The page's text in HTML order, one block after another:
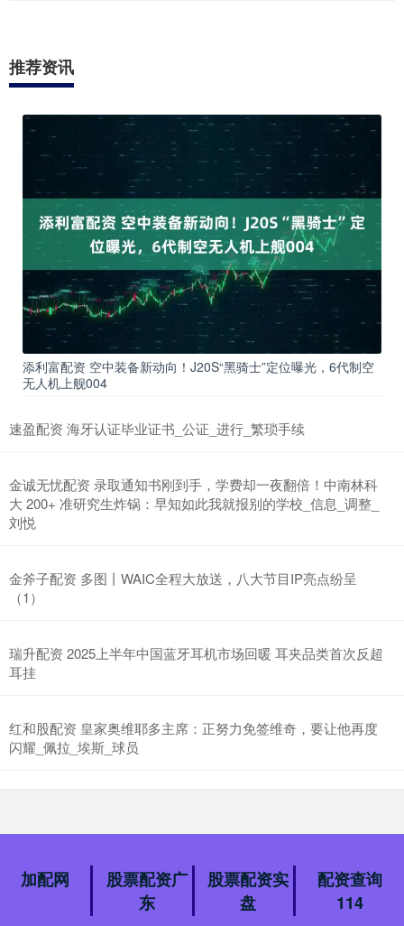
推荐资讯
添利富配资 空中装备新动向！J20S“黑骑士”定位曝光，6代制空
无人机上舰004
速盈配资 海牙认证毕业证书_公证_进行_繁琐手续
金诚无忧配资 录取通知书刚到手，学费却一夜翻倍！中南林科
大 200+ 准研究生炸锅：早知如此我就报别的学校_信息_调整_
刘悦
金斧子配资 多图丨WAIC全程大放送，八大节目IP亮点纷呈
（1）
瑞升配资 2025上半年中国蓝牙耳机市场回暖 耳夹品类首次反超
耳挂
红和股配资 皇家奥维耶多主席：正努力免签维奇，要让他再度
闪耀_佩拉_埃斯_球员
加配网
股票配资广
东
股票配资实
盘
配资查询
114